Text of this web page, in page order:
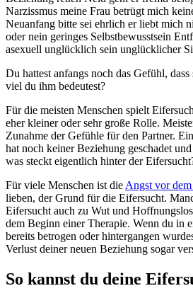
Du hattest anfangs noch das Gefühl,
viel du ihm bedeutest?
Für die meisten Menschen spielt
eher kleiner oder sehr große Rolle.
Zunahme der Gefühle für den Partner.
hat noch keiner Beziehung geschadet
was steckt eigentlich hinter der
Für viele Menschen ist die Angst vor
lieben, der Grund für die Eifersucht.
Eifersucht auch zu Wut und
dem Beginn einer Therapie. Wenn du in
bereits betrogen oder hintergangen
Verlust deiner neuen Beziehung sogar
So kannst du deine